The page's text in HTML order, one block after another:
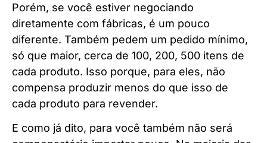
Porém, se você estiver negociando
diretamente com fábricas, é um pouco
diferente. Também pedem um pedido mínimo,
só que maior, cerca de 100, 200, 500 itens de
cada produto. Isso porque, para eles, não
compensa produzir menos do que isso de
cada produto para revender.
E como já dito, para você também não será